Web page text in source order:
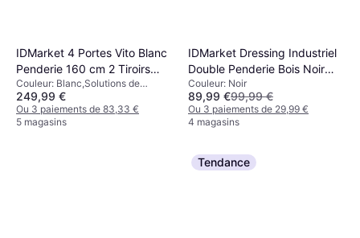
IDMarket 4 Portes Vito Blanc
Penderie 160 cm 2 Tiroirs
Étagères Armoire
Couleur: Blanc,Solutions de
Stockage: Portes
249,99 €
Ou 3 paiements de 83,33 €
5 magasins
IDMarket Dressing Industriel
Double Penderie Bois Noir
Armoire
Couleur: Noir
89,99 €99,99 €
Ou 3 paiements de 29,99 €
4 magasins
Tendance